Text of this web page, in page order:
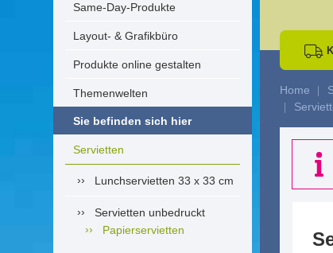
Same-Day-Produkte
Layout- & Grafikbüro
Produkte online gestalten
Themenwelten
Sie befinden sich hier
Servietten
Lunchservietten 33 x 33 cm
Servietten unbedruckt
Papierservietten
Home